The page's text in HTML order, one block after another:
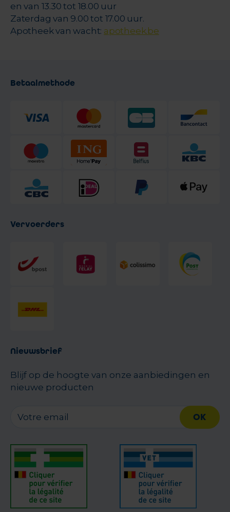
en van 13.30 tot 18.00 uur
Zaterdag van 9.00 tot 17.00 uur.
Apotheek van wacht: apotheek.be
Betaalmethode
Vervoerders
Nieuwsbrief
Blijf op de hoogte van onze aanbiedingen en
nieuwe producten
OK